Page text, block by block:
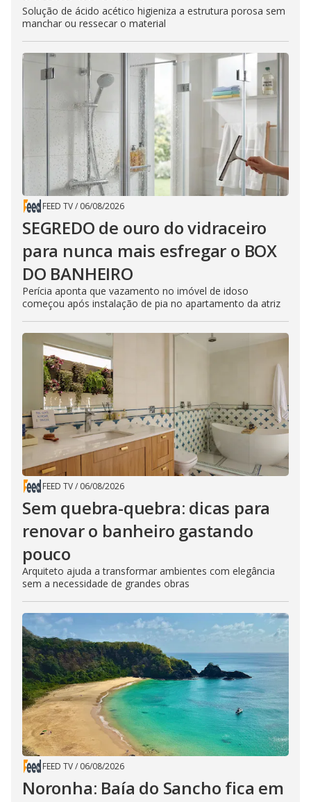
Solução de ácido acético higieniza a estrutura porosa sem
manchar ou ressecar o material
FEED TV/ 06/08/2026
SEGREDO de ouro do vidraceiro
para nunca mais esfregar o BOX
DO BANHEIRO
Perícia aponta que vazamento no imóvel de idoso
começou após instalação de pia no apartamento da atriz
FEED TV/ 06/08/2026
Sem quebra-quebra: dicas para
renovar o banheiro gastando
pouco
Arquiteto ajuda a transformar ambientes com elegância
sem a necessidade de grandes obras
FEED TV/ 06/08/2026
Noronha: Baía do Sancho fica em